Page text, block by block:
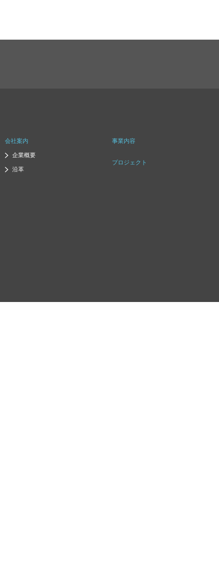
会社案内
企業概要
沿革
事業内容
プロジェクト